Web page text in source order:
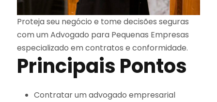
Proteja seu negócio e tome decisões seguras
com um Advogado para Pequenas Empresas
especializado em contratos e conformidade.
Principais Pontos
Contratar um advogado empresarial